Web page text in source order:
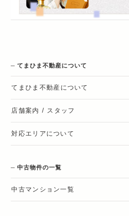
てまひま不動産について
てまひま不動産 について
店舗案内 / スタッフ
対応エリアについて
中古物件の一覧
中古マンション一覧